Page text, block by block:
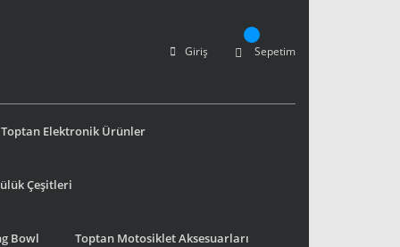
Giriş Sepetim
Toptan Elektronik Ürünler
Çeşitleri
Bowl Toptan Motosiklet Aksesuarları